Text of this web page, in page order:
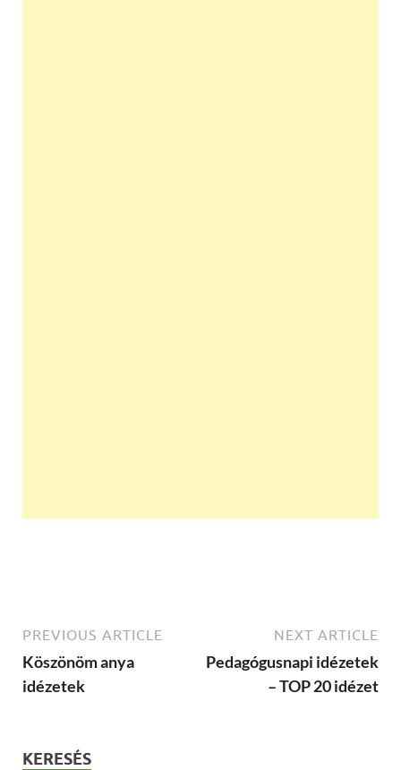
PREVIOUS ARTICLE
Köszönöm anya
idézetek
NEXT ARTICLE
Pedagógusnapi idézetek
– TOP 20 idézet
KERESÉS